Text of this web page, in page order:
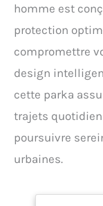
homme est
protection
compromettre
design
cette parka
trajets
poursuivre
urbaines.